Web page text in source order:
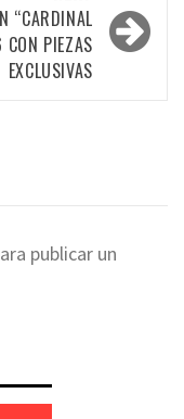
“CARDINAL
PIEZAS
EXCLUSIVAS
publicar un